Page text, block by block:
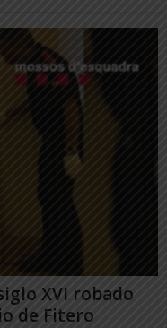
XVI robado
de Fitero